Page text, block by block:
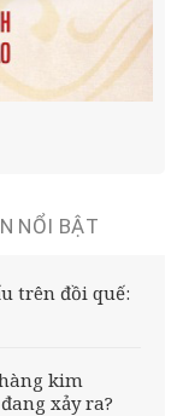
NỔI BẬT
trên đồi quế:
kim
xảy ra?